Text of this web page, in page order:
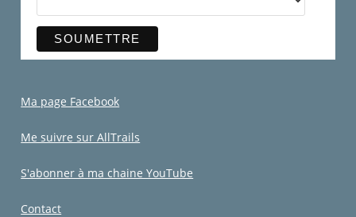
Ma page Facebook
Me suivre sur AllTrails
S'abonner à ma chaine YouTube
Contact